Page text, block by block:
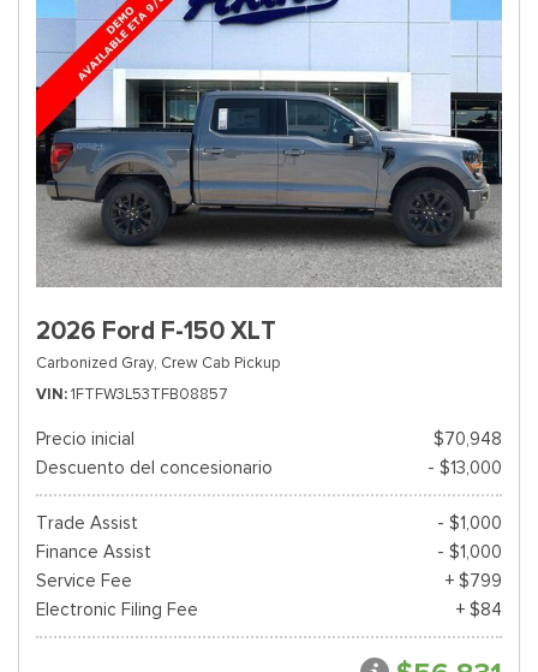
2026 Ford F-150 XLT
Carbonized Gray, Crew Cab Pickup
VIN 1FTFW3L53TFB08857
Precio inicial
$70,948
Descuento del concesionario
- $13,000
Trade Assist
- $1,000
Finance Assist
- $1,000
Service Fee
+ $799
Electronic Filing Fee
+ $84